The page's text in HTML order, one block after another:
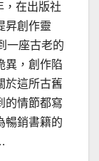
，在出版社
昇創作靈
一座古老的
異，創作陷
於這所古舊
的情節都寫
暢銷書籍的